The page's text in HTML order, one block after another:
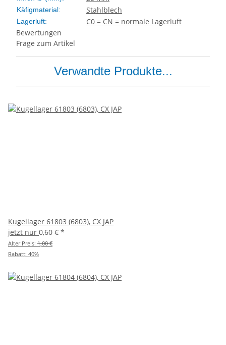
Käfigmaterial: Stahlblech
Lagerluft:
C0 = CN = normale Lagerluft
Bewertungen
Frage zum Artikel
Verwandte Produkte...
Kugellager 61803 (6803), CX JAP
jetzt nur 0,60 € *
Alter Preis: 1,00 €
Rabatt: 40%